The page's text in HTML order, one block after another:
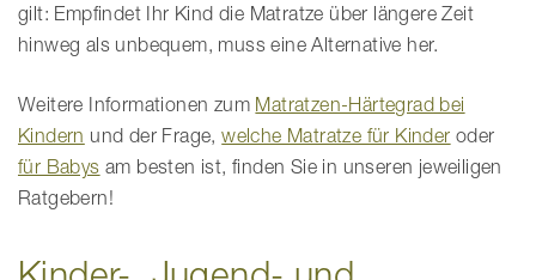
gilt: Empfindet Ihr Kind die Matratze über längere Zeit
hinweg als unbequem, muss eine Alternative her.
Weitere Informationen zum Matratzen-Härtegrad bei
Kindern und der Frage,welche Matratze für Kinder oder
für Babys am besten ist, finden Sie in unseren jeweiligen
Ratgebern!